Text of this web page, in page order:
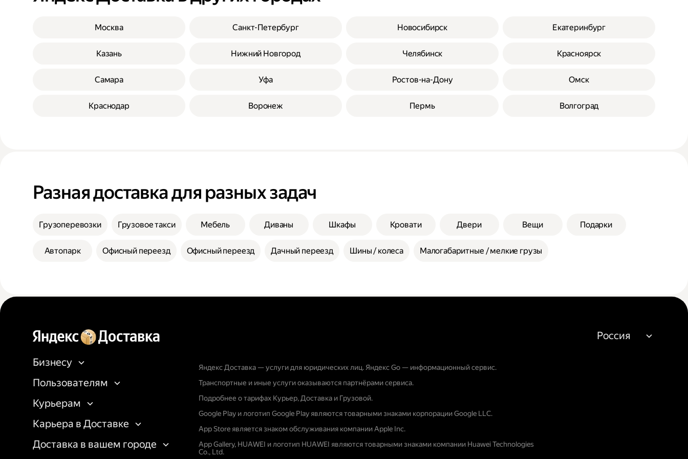
Москва Санкт-Петербург Новосибирск Екатеринбург
Казань Нижний Новгород Челябинск Красноярск
Самара Уфа Ростов-на-Дону Омск
Краснодар Воронеж Пермь Волгоград
Разная доставка для разных задач
Грузоперевозки Грузовое такси Мебель Диваны Шкафы Кровати Двери Вещи Подарки
Автопарк Офисный переезд Офисный переезд Дачный переезд Шины / колеса Малогабаритные / мелкие грузы
Бизнесу
Пользователям
Курьерам
Карьера в Доставке
Доставка в вашем городе
Яндекс Доставка — услуги для юридических лиц. Яндекс Go — информационный сервис.
Транспортные и иные услуги оказываются партнёрами сервиса.
Подробнее о тарифах Курьер, Доставка и Грузовой.
Google Play и логотип Google Play являются товарными знаками корпорации Google LLC.
App Store является знаком обслуживания компании Apple Inc.
App Gallery, HUAWEI и логотип HUAWEI являются товарными знаками компании Huawei Technologies
Co., Ltd.
Россия